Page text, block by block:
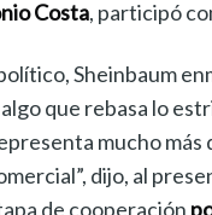
Costa, participó
Sheinbaum
que rebasa lo
mucho más
dijo, al
de cooperación